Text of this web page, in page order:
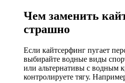
Чем заменить
страшно
Если кайтсерфинг пугает
выбирайте водные виды
или альтернативы с водным
контролируете тягу.